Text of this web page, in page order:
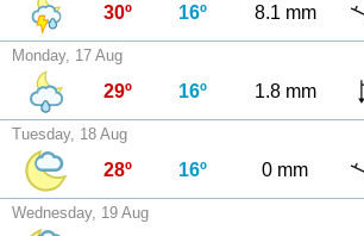
30º 16º 8.1 mm
Monday, 17 Aug
29º 16º 1.8 mm
Tuesday, 18 Aug
28º 16º 0 mm
Wednesday, 19 Aug